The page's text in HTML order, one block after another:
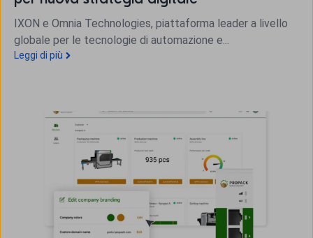
IXON e Omnia Technologies, piattaforma leader a livello
globale per le tecnologie di automazione e...
Leggi di più